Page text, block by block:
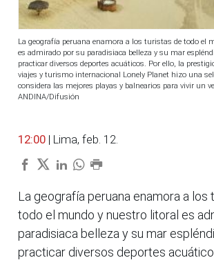
La geografía peruana enamora a los turistas de todo el
es admirado por su paradisiaca belleza y su mar
practicar diversos deportes acuáticos. Por ello, la
viajes y turismo internacional Lonely Planet hizo una
considera las mejores playas y balnearios para vivir un
ANDINA/Difusión
12:00 | Lima, feb. 12.
La geografía peruana enamora a los
todo el mundo y nuestro litoral es
paradisiaca belleza y su mar
practicar diversos deportes